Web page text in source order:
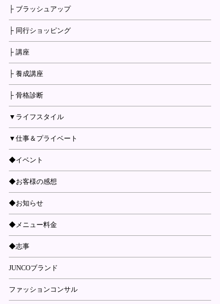
├ ブラッシュアップ
├ 同行ショッピング
├ 講座
├ 養成講座
├ 骨格診断
▼ライフスタイル
▼仕事＆プライベート
◆イベント
◆お客様の感想
◆お知らせ
◆メニュー料金
◆志事
JUNCOブランド
ファッションコンサル